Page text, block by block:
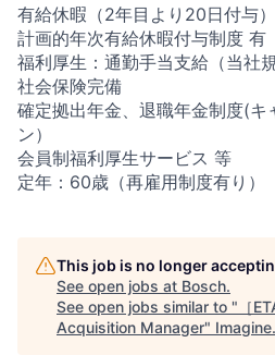
有給休暇（2年目より20日付与
計画的年次有給休暇付与制度 有
福利厚生：通勤手当支給（当社
社会保険完備
確定拠出年金、退職年金制度(キ
ン）
会員制福利厚生サービス 等
定年：60歳（再雇用制度有り）
This job is no longer
See open jobs at Bosch.
See open jobs similar to " ［
Acquisition Manager" Imagine.